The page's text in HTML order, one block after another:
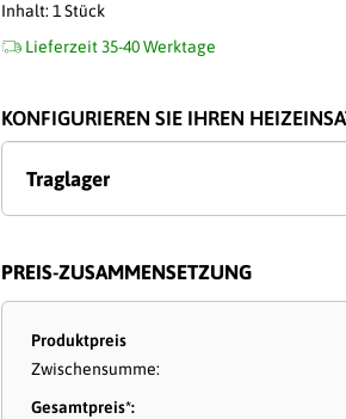
Inhalt:1 Stück
Lieferzeit 35-40 Werktage
KONFIGURIEREN SIE IHREN
Traglager
PREIS-ZUSAMMENSETZUNG
Produktpreis
Zwischensumme:
Gesamtpreis*: